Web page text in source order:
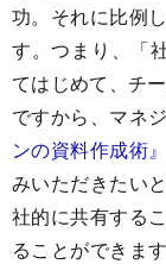
功。それに比例
す。つまり、「
てはじめて、チ
ですから、マネ
ンの資料作成術』
みいただきたい
社的に共有する
ることができま